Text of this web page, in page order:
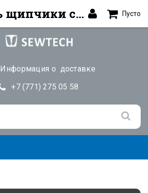
Информация о доставке
+7 (771) 275 05 58
Пусто
Купить щипчики с усиленным лезвием DONWEI DW-TS9000 | SEWTECH.KZ